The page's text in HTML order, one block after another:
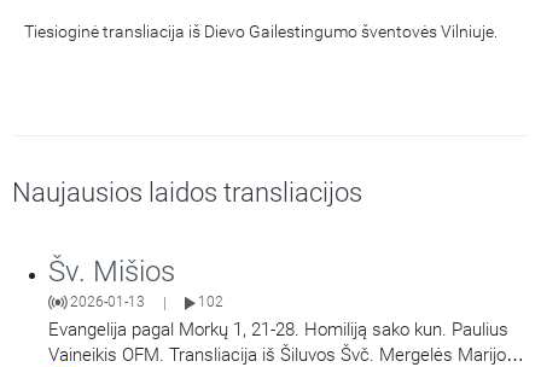
Tiesioginė transliacija iš Dievo Gailestingumo šventovės Vilniuje.
Naujausios laidos transliacijos
Šv. Mišios
2026-01-13 102
Evangelija pagal Morkų 1, 21-28. Homiliją sako kun. Paulius
Vaineikis OFM. Transliacija iš Šiluvos Švč. Mergelės Marijos